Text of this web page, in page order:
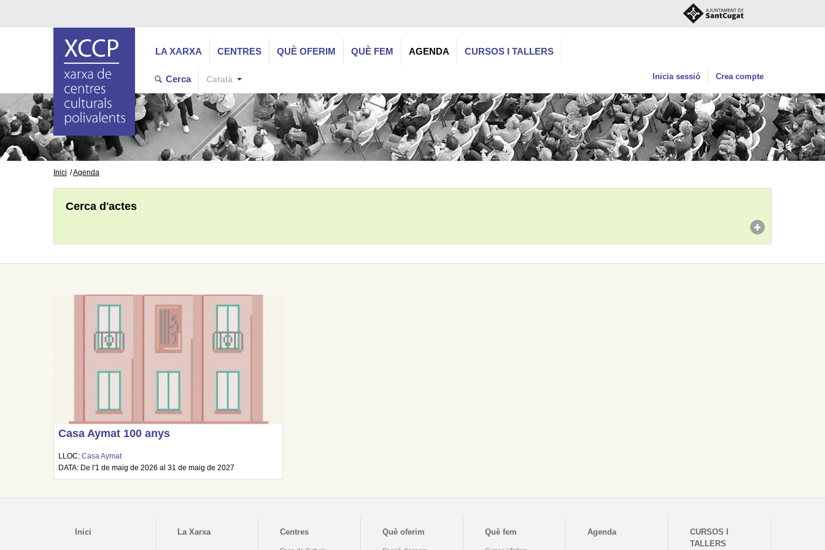
LA XARXA CENTRES QUÈ OFERIM QUÈ FEM AGENDA CURSOS I TALLERS
Cerca Català Inicia sessió Crea compte
Inici Agenda
Cerca d'actes
Casa Aymat 100 anys
LLOC:Casa Aymat
DATA: De l'1 de maig de 2026 al 31 de maig de 2027
Inici La Xarxa Centres Què oferim Què fem Agenda
CURSOS I
TALLERS